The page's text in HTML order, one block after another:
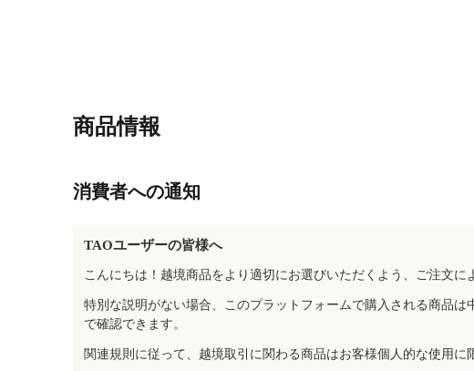
商品情報
消費者への通知
TAOユーザーの皆様へ
こんにちは！越境商品をより適切にお選びいただくよう、ご注文
特別な説明がない場合、このプラットフォームで購入される商品
で確認できます。
関連規則に従って、越境取引に関わる商品はお客様個人的な使用に